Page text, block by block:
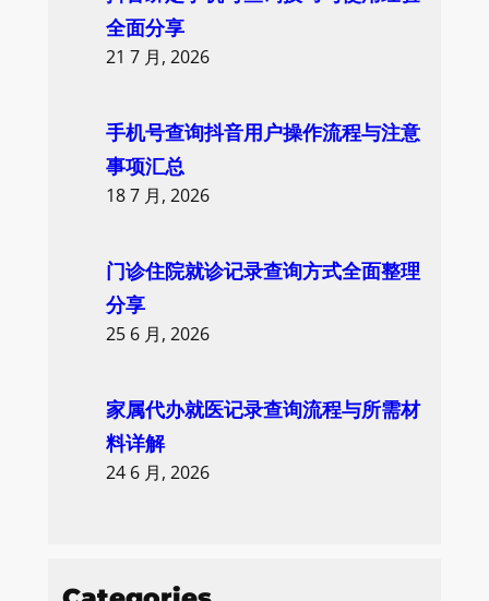
全面分享
21 7 月, 2026
手机号查询抖音用户操作流程与注意
事项汇总
18 7 月, 2026
门诊住院就诊记录查询方式全面整理
分享
25 6 月, 2026
家属代办就医记录查询流程与所需材
料详解
24 6 月, 2026